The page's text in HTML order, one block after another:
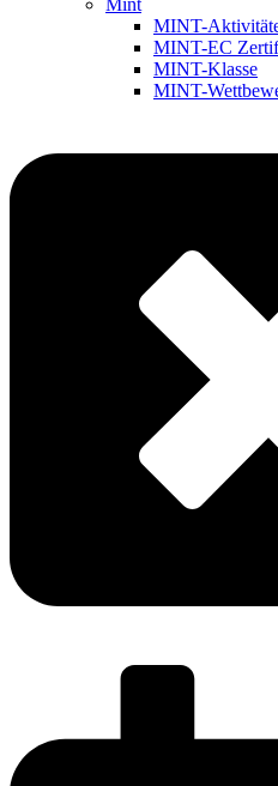
Mint
MINT-
MINT-EC
MINT-Klasse
MINT-